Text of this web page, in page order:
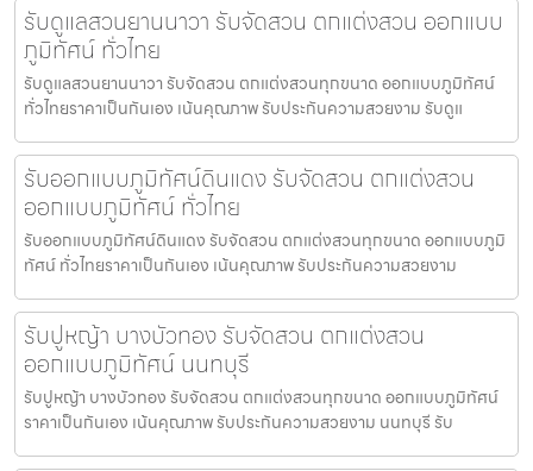
รับดูแลสวนยานนาวา รับจัดสวน ตกแต่งสวน ออกแบบ
ภูมิทัศน์ ทั่วไทย
รับดูแลสวนยานนาวา รับจัดสวน ตกแต่งสวนทุกขนาด ออกแบบภูมิทัศน์
ทั่วไทยราคาเป็นกันเอง เน้นคุณภาพ รับประกันความสวยงาม รับดูแ
รับออกแบบภูมิทัศน์ดินแดง รับจัดสวน ตกแต่งสวน
ออกแบบภูมิทัศน์ ทั่วไทย
รับออกแบบภูมิทัศน์ดินแดง รับจัดสวน ตกแต่งสวนทุกขนาด ออกแบบภูมิ
ทัศน์ ทั่วไทยราคาเป็นกันเอง เน้นคุณภาพ รับประกันความสวยงาม
รับปูหญ้า บางบัวทอง รับจัดสวน ตกแต่งสวน
ออกแบบภูมิทัศน์ นนทบุรี
รับปูหญ้า บางบัวทอง รับจัดสวน ตกแต่งสวนทุกขนาด ออกแบบภูมิทัศน์
ราคาเป็นกันเอง เน้นคุณภาพ รับประกันความสวยงาม นนทบุรี รับ